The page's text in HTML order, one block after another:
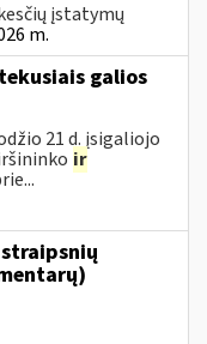
įstatymų
m.
galios
21 d. įsigaliojo
ir